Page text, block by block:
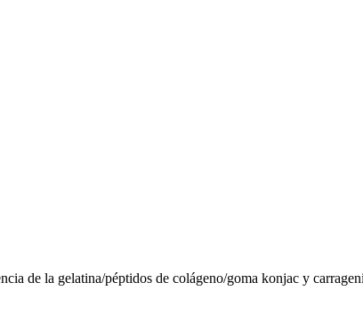
de la gelatina/péptidos de colágeno/goma konjac y